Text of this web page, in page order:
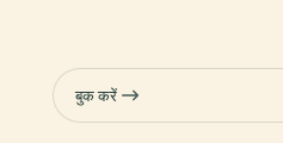
बुक करें